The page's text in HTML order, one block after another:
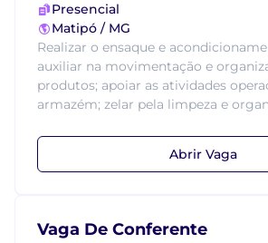
Presencial
Matipó / MG
Realizar o ensaque e
auxiliar na movimentação e
produtos; apoiar as atividades
armazém; zelar pela limpeza e
Abrir Vaga
Vaga De Conferente